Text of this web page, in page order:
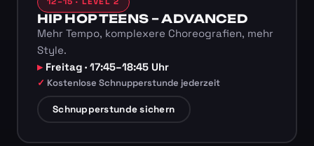
HIP HOP TEENS – ADVANCED
Mehr Tempo, komplexere Choreografien, mehr
Style.
Freitag · 17:45–18:45 Uhr
Kostenlose Schnupperstunde jederzeit
Schnupperstunde sichern